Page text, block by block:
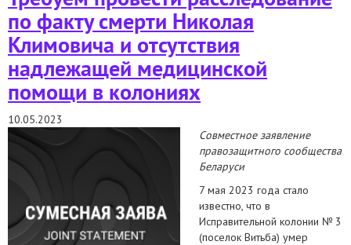
по факту смерти Николая
Климовича и отсутствия
надлежащей медицинской
помощи в колониях
10.05.2023
Совместное заявление
правозащитного сообщества
Беларуси
7 мая 2023 года стало
известно, что в
Исправительной колонии № 3
(поселок Витьба) умер